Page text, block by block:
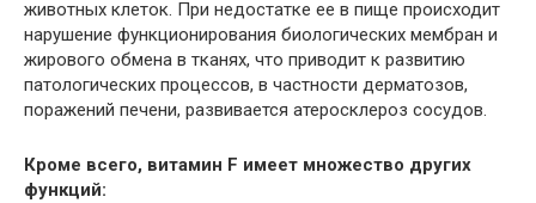
животных клеток. При недостатке ее в пище происходит
нарушение функционирования биологических мембран и
жирового обмена в тканях, что приводит к развитию
патологических процессов, в частности дерматозов,
поражений печени, развивается атеросклероз сосудов.
Кроме всего, витамин F имеет множество других
функций: